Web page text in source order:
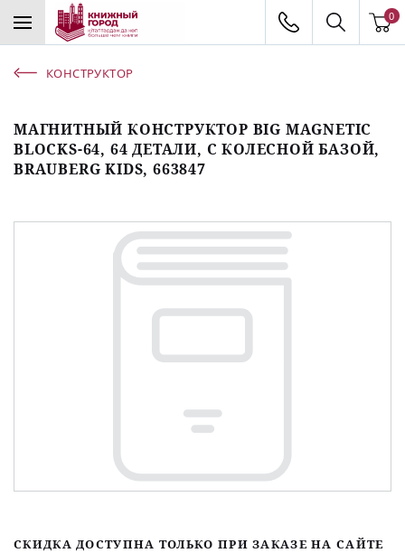
0
КОНСТРУКТОР
МАГНИТНЫЙ КОНСТРУКТОР BIG MAGNETIC
BLOCKS-64, 64 ДЕТАЛИ, С КОЛЕСНОЙ БАЗОЙ,
BRAUBERG KIDS, 663847
СКИДКА ДОСТУПНА ТОЛЬКО ПРИ ЗАКАЗЕ НА САЙТЕ